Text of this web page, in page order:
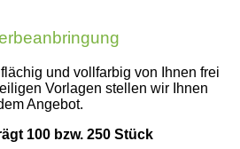
und vollfarbig von Ihnen frei
Vorlagen stellen wir Ihnen
Angebot.
100 bzw. 250 Stück